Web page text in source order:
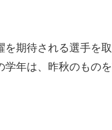
期待される選手を取
年は、昨秋のものを